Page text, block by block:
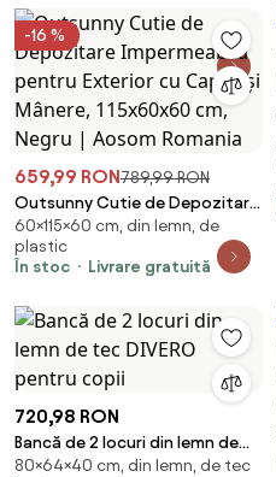
-16 %
659,99 RON789,99 RON
Outsunny Cutie de Depozitare
Impermeabilă pentru Exterior
cu Capac și Mânere, 115x60x60
cm, Negru | Aosom Romania
60×115×60 cm, din lemn, de
plastic
În stoc
Livrare gratuită
720,98 RON
Bancă de 2 locuri din lemn de
tec DIVERO pentru copii
80×64×40 cm, din lemn, de tec